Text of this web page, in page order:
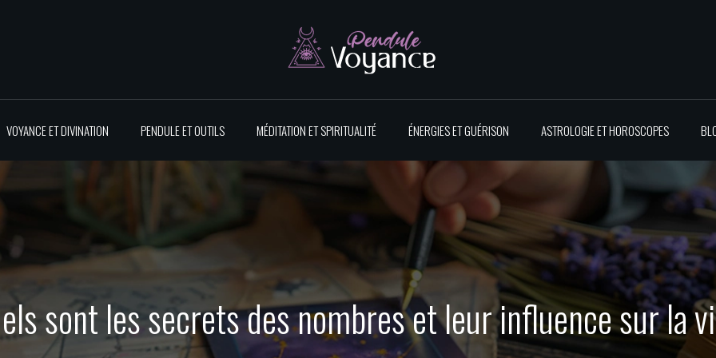
VOYANCE ET DIVINATION PENDULE ET OUTILS MÉDITATION ET SPIRITUALITÉ ÉNERGIES ET GUÉRISON ASTROLOGIE ET HOROSCOPES
sont les secrets des nombres et leur influence sur la